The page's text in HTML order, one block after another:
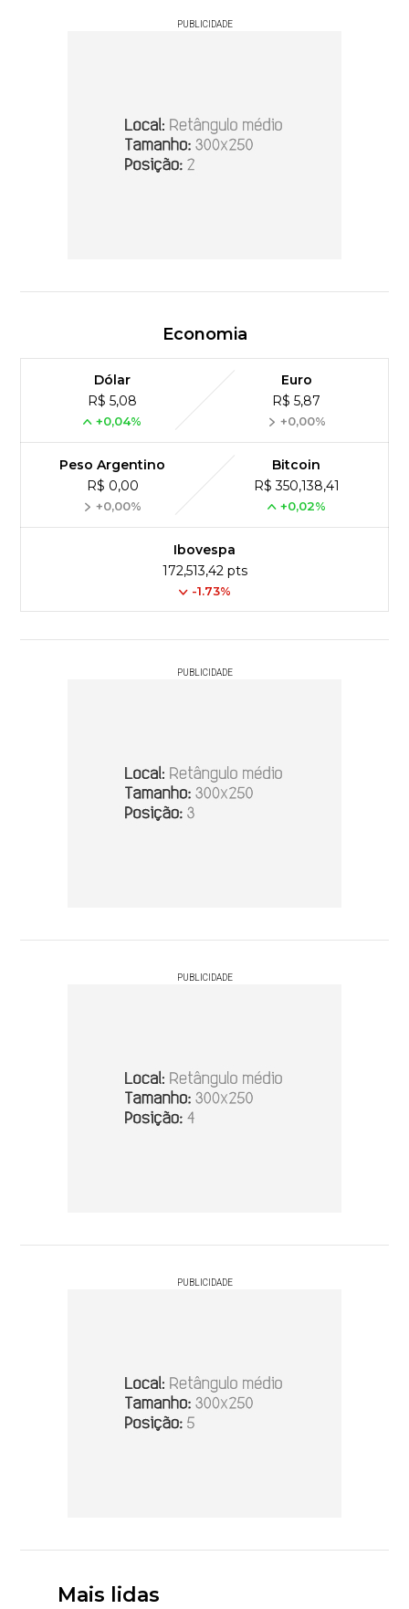
PUBLICIDADE
Economia
Dólar
R$ 5,08
+0,04%
Euro
R$ 5,87
+0,00%
Peso Argentino
R$ 0,00
+0,00%
Bitcoin
R$ 350,138,41
+0,02%
Ibovespa
172,513,42 pts
-1.73%
PUBLICIDADE
PUBLICIDADE
PUBLICIDADE
Mais lidas